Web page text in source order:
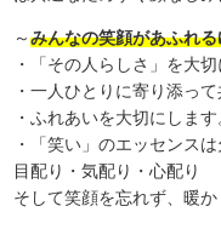
～みんなの笑顔があふれ
・「その人らしさ」を大切
・一人ひとりに寄り添って
・ふれあいを大切にします
・「笑い」のエッセンスは
目配り・気配り・心配り
そして笑顔を忘れず、暖か